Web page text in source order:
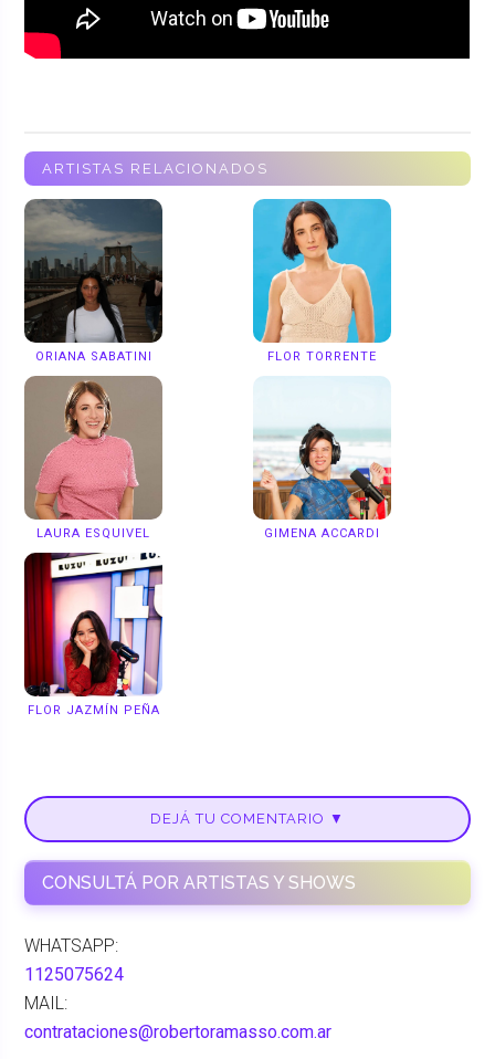
ARTISTAS RELACIONADOS
ORIANA SABATINI FLOR TORRENTE
LAURA ESQUIVEL GIMENA ACCARDI
FLOR JAZMÍN PEÑA
DEJÁ TU COMENTARIO ▼
CONSULTÁ POR ARTISTAS Y SHOWS
WHATSAPP:
1125075624
MAIL:
contrataciones@robertoramasso.com.ar